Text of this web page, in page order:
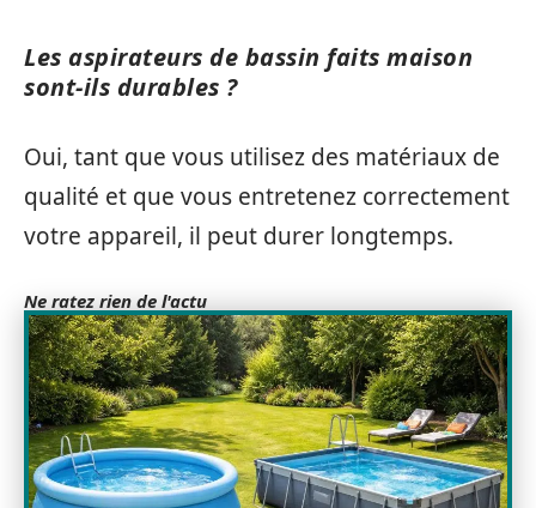
Les aspirateurs de bassin faits maison
sont-ils durables ?
Oui, tant que vous utilisez des matériaux de
qualité et que vous entretenez correctement
votre appareil, il peut durer longtemps.
Ne ratez rien de l'actu